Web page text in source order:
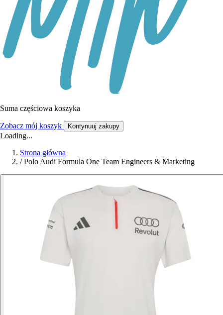
Suma częściowa koszyka
Zobacz mój koszyk Kontynuuj zakupy
Loading...
Strona główna
/ Polo Audi Formula One Team Engineers & Marketing